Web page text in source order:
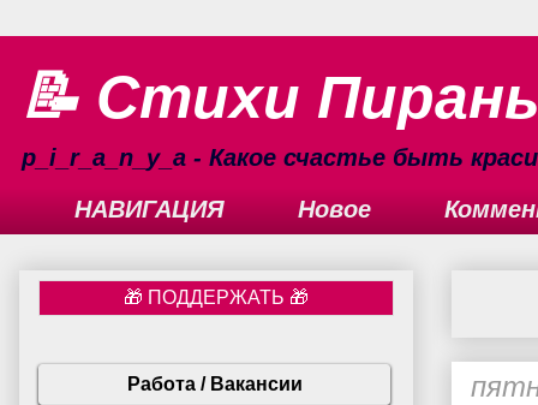
📝 Стихи
p_i_r_a_n_y_a - Какое счастье быть
НАВИГАЦИЯ
Новое